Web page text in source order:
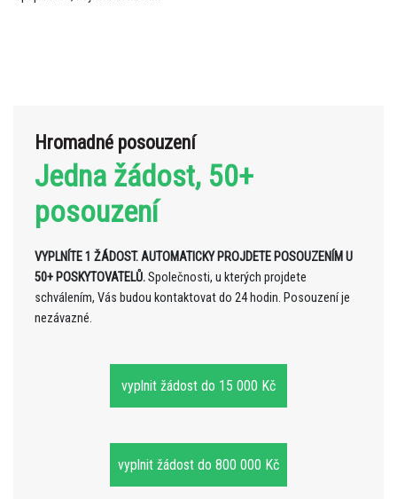
Hromadné posouzení
Jedna žádost, 50+
posouzení
VYPLNÍTE 1 ŽÁDOST. AUTOMATICKY PROJDETE POSOUZENÍM U
50+ POSKYTOVATELŮ.Společnosti, u kterých projdete
schválením, Vás budou kontaktovat do 24 hodin. Posouzení je
nezávazné.
vyplnit žádost do 15 000 Kč
vyplnit žádost do 800 000 Kč